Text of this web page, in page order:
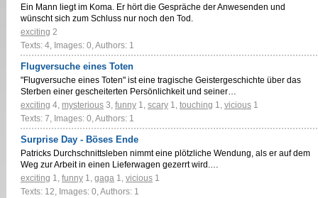
Ein Mann liegt im Koma. Er hört die Gespräche der Anwesenden und
wünscht sich zum Schluss nur noch den Tod.
exciting 2
Texts: 4, Images: 0, Authors: 1
Flugversuche eines Toten
"Flugversuche eines Toten" ist eine tragische Geistergeschichte über das
Sterben einer gescheiterten Persönlichkeit und seiner…
exciting 4, mysterious 3, funny 1, scary 1, touching 1, vicious 1
Texts: 7, Images: 0, Authors: 1
Surprise Day - Böses Ende
Patricks Durchschnittsleben nimmt eine plötzliche Wendung, als er auf dem
Weg zur Arbeit in einen Lieferwagen gezerrt wird.…
exciting 1, funny 1, gaga 1, vicious 1
Texts: 12, Images: 0, Authors: 1